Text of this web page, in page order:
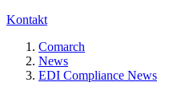
Kontakt
Comarch
News
EDI Compliance News